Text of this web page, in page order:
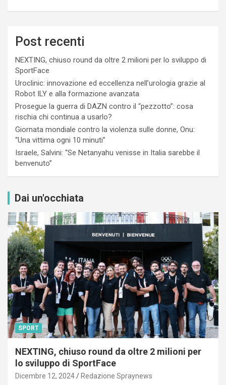
Post recenti
NEXTING, chiuso round da oltre 2 milioni per lo sviluppo di
SportFace
Uroclinic: innovazione ed eccellenza nell’urologia grazie al
Robot ILY e alla formazione avanzata
Prosegue la guerra di DAZN contro il “pezzotto”: cosa
rischia chi continua a usarlo?
Giornata mondiale contro la violenza sulle donne, Onu:
“Una vittima ogni 10 minuti”
Israele, Salvini: “Se Netanyahu venisse in Italia sarebbe il
benvenuto”
Dai un'occhiata
SPORT
NEXTING, chiuso round da oltre 2 milioni per
lo sviluppo di SportFace
Dicembre 12, 2024 Redazione Spraynews